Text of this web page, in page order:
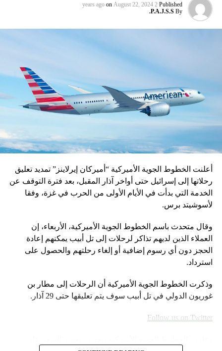
Published
2 years ago
on August 22, 2024
By
P.A.J.S.S.
أعلنت الخطوط الجوية الأميركية “أميركان إيرلاينز” تمديد تعليق
رحلاتها إلى إسرائيل حتى أواخر آذار المقبل، بعد فترة التوقف عن
الخدمة التي بدأت في الأيام الأولى من الحرب في غزة، وفقا
لأسوشيتد برس.
وقال متحدث باسم الخطوط الجوية الأميركية، الأربعاء، إن
العملاء الذين لديهم تذاكر لرحلات إلى تل أبيب يمكنهم إعادة
الحجز دون أي رسوم إضافية أو إلغاء رحلتهم والحصول على
استرداد.
وذكرت الخطوط الجوية الأميركية أن الرحلات إلى مطار بن
غوريون الدولي في تل أبيب سوف يتم تعليقها حتى 29 آذار.
Follow us on Twitter